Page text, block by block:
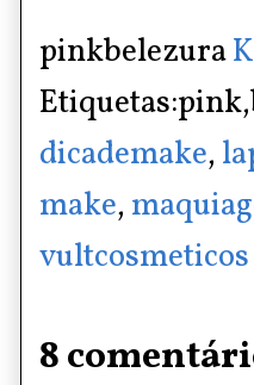
pinkbelezura
dicademake,
make,
vultcosmeticos
8